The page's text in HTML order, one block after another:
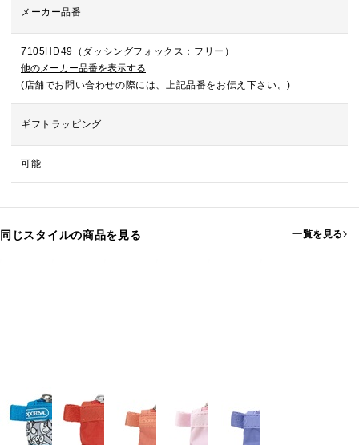
メーカー品番
7105HD49（ダッシングフォックス：フリー）
他のメーカー品番を表示する
(店舗でお問い合わせの際には、上記品番をお伝え下さい。)
ギフトラッピング
可能
同じスタイルの商品を見る 一覧を見る